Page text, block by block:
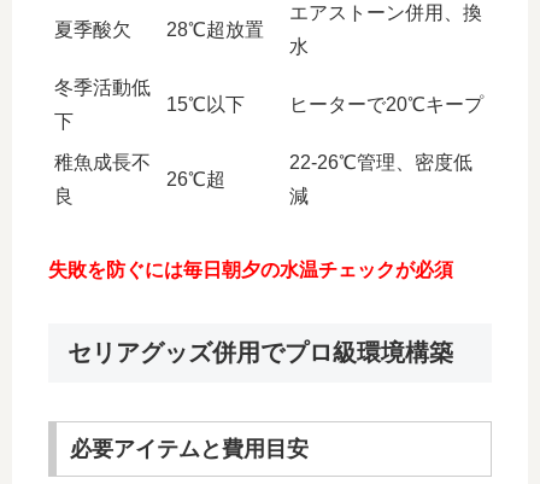
夏季酸欠 28℃超放置
エアストーン併用、換
水
冬季活動低
下
15℃以下 ヒーターで20℃キープ
稚魚成長不
良
26℃超
22-26℃管理、密度低
減
失敗を防ぐには毎日朝夕の水温チェックが必須
セリアグッズ併用でプロ級環境構築
必要アイテムと費用目安